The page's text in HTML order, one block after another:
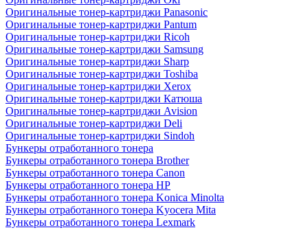
Оригинальные тонер-картриджи Panasonic
Оригинальные тонер-картриджи Pantum
Оригинальные тонер-картриджи Ricoh
Оригинальные тонер-картриджи Samsung
Оригинальные тонер-картриджи Sharp
Оригинальные тонер-картриджи Toshiba
Оригинальные тонер-картриджи Xerox
Оригинальные тонер-картриджи Катюша
Оригинальные тонер-картриджи Avision
Оригинальные тонер-картриджи Deli
Оригинальные тонер-картриджи Sindoh
Бункеры отработанного тонера
Бункеры отработанного тонера Brother
Бункеры отработанного тонера Canon
Бункеры отработанного тонера HP
Бункеры отработанного тонера Konica Minolta
Бункеры отработанного тонера Kyocera Mita
Бункеры отработанного тонера Lexmark